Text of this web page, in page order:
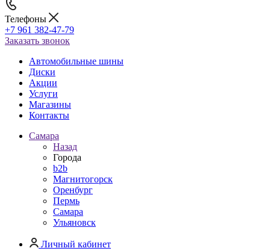
Телефоны
+7 961 382-47-79
Заказать звонок
Автомобильные шины
Диски
Акции
Услуги
Магазины
Контакты
Самара
Назад
Города
b2b
Магнитогорск
Оренбург
Пермь
Самара
Ульяновск
Личный кабинет